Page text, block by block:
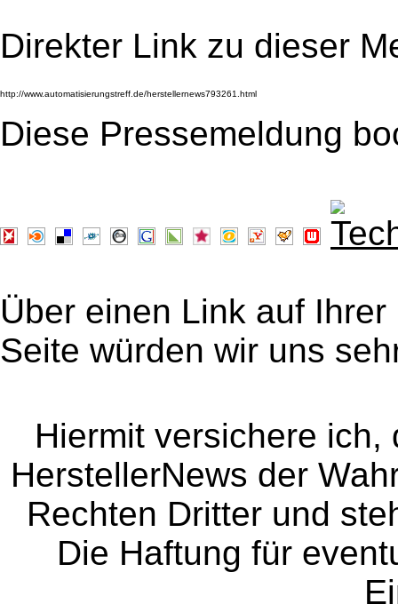
Direkter Link zu dieser
Diese Pressemeldung
Über einen Link auf
Seite würden wir uns
Hiermit versichere
HerstellerNews der
Rechten Dritter und
Die Haftung für